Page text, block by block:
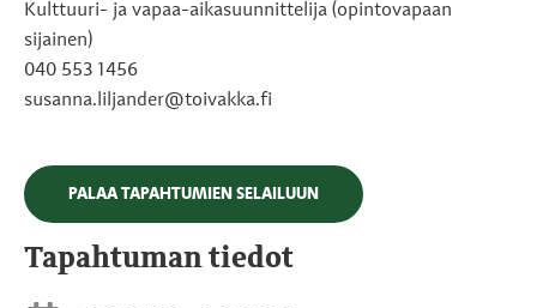
Kulttuuri- ja vapaa-aikasuunnittelija (opintovapaan
sijainen)
040 553 1456
susanna.liljander@toivakka.fi
PALAA TAPAHTUMIEN SELAILUUN
Tapahtuman tiedot